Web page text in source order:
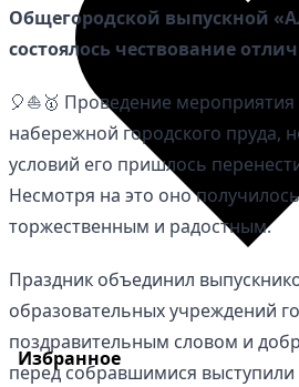
Избранное
Общегородской выпускной
состоялось чествование
🎈⛵🥇 Проведение
набережной городского пруда,
условий его пришлось
Несмотря на это оно
торжественным и радостным.
Праздник объединил
образовательных учреждений
поздравительным словом и
перед собравшимися выступили